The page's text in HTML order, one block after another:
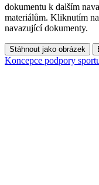
dokumentu k dalším
materiálům. Kliknutím
navazující dokumenty.
Stáhnout jako obrázek
Koncepce podpory